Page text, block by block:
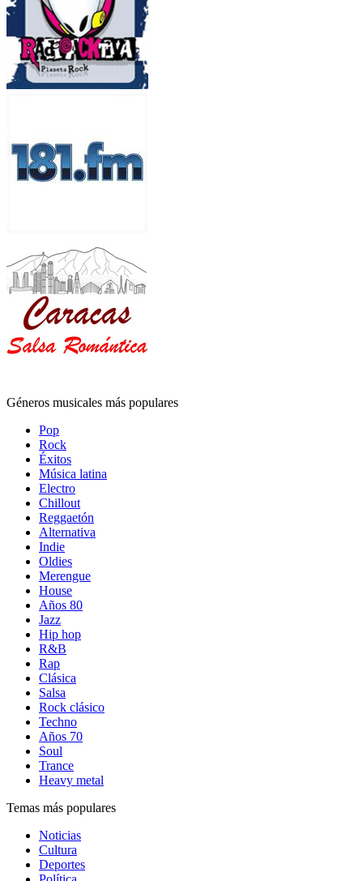
Géneros musicales más populares
Pop
Rock
Éxitos
Música latina
Electro
Chillout
Reggaetón
Alternativa
Indie
Oldies
Merengue
House
Años 80
Jazz
Hip hop
R&B
Rap
Clásica
Salsa
Rock clásico
Techno
Años 70
Soul
Trance
Heavy metal
Temas más populares
Noticias
Cultura
Deportes